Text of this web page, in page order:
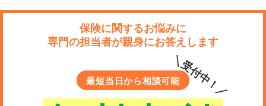
保険に関するお悩みに
専門の担当者が親身にお答えします
最短当日から相談可能＼受付中！／